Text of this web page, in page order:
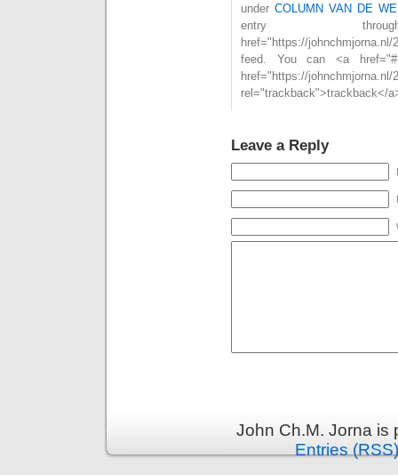
under COLUMN VAN DE
entry
href="https://
feed. You can <a
href="https://
rel="trackback">trackback</
Leave a Reply
John Ch.M. Jorna
Entries (RSS)